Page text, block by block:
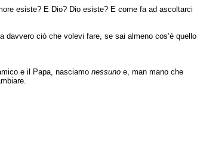
esiste? E Dio? Dio esiste? E come fa ad ascoltarci
ciò che volevi fare, se sai almeno cos’è quello
e il Papa, nasciamonessunoe, man mano che